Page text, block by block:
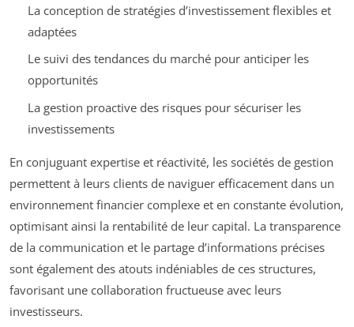
La conception de stratégies d’investissement flexibles et
adaptées
Le suivi des tendances du marché pour anticiper les
opportunités
La gestion proactive des risques pour sécuriser les
investissements
En conjuguant expertise et réactivité, les sociétés de gestion
permettent à leurs clients de naviguer efficacement dans un
environnement financier complexe et en constante évolution,
optimisant ainsi la rentabilité de leur capital. La transparence
de la communication et le partage d’informations précises
sont également des atouts indéniables de ces structures,
favorisant une collaboration fructueuse avec leurs
investisseurs.